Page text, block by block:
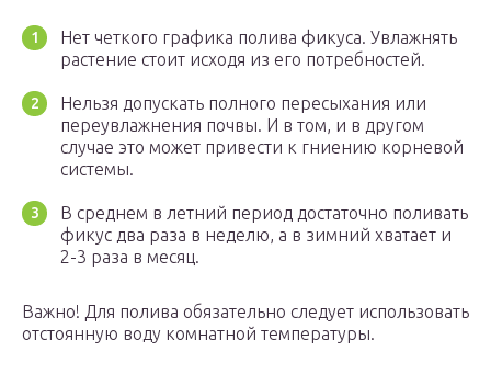
Нет четкого графика полива фикуса. Увлажнять
растение стоит исходя из его потребностей.
Нельзя допускать полного пересыхания или
переувлажнения почвы. И в том, и в другом
случае это может привести к гниению корневой
системы.
В среднем в летний период достаточно поливать
фикус два раза в неделю, а в зимний хватает и
2-3 раза в месяц.
Важно! Для полива обязательно следует использовать
отстоянную воду комнатной температуры.